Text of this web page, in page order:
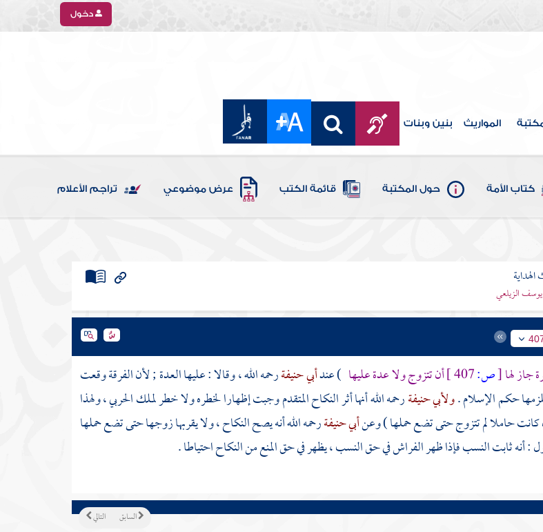
دخول
المواريث بنين وبنات
كتاب الأمة حول المكتبة قائمة الكتب عرض موضوعي تراجم الأعلام
يوسف الزيلعي
جاز لها[ص: أن تتزوج ولا عدة عليها ) عندأبي حنيفةرحمه الله ، وقالا : عليها العدة ; لأن الفرقة وقعت
حكم الإسلام .ولأبي حنيفةرحمه الله أنها أثر النكاح المتقدم وجبت إظهارا لخطره ولا خطر لملك الحربي ، ولهذا
كانت حاملا لم تتزوج حتى تضع حملها ) وعنأبي حنيفةرحمه الله أنه يصح النكاح ، ولا يقربها زوجها حتى تضع حملها
: أنه ثابت النسب فإذا ظهر الفراش في حق النسب ، يظهر في حق المنع من النكاح احتياطا .
التالي السابق